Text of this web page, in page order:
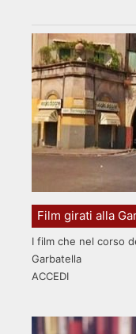
Film girati alla
I film che nel corso
Garbatella
ACCEDI